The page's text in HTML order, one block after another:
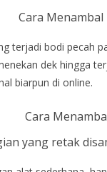
Cara Menambal
terjadi bodi pecah
dek hingga
biarpun di online.
yang retak